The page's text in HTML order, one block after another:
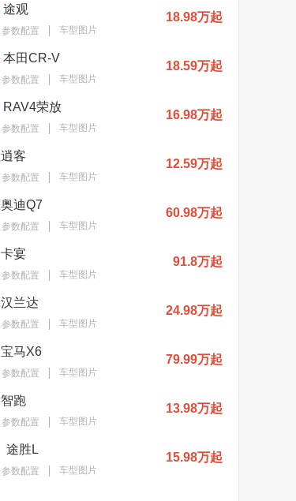
途观
参数配置 车型图片
18.98万起
本田CR-V
参数配置 车型图片
18.59万起
RAV4荣放
参数配置 车型图片
16.98万起
逍客
参数配置 车型图片
12.59万起
奥迪Q7
参数配置 车型图片
60.98万起
卡宴
参数配置 车型图片
91.8万起
汉兰达
参数配置 车型图片
24.98万起
宝马X6
参数配置 车型图片
79.99万起
智跑
参数配置 车型图片
13.98万起
途胜L
参数配置 车型图片
15.98万起